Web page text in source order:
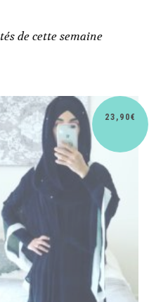
de cette semaine
30,90€